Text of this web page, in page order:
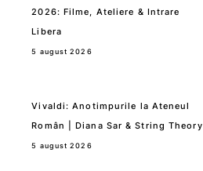
2026: Filme, Ateliere & Intrare
Libera
5 august 2026
Vivaldi: Anotimpurile la Ateneul
Român | Diana Sar & String Theory
5 august 2026